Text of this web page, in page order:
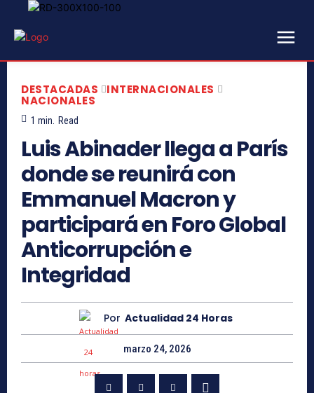
DESTACADAS INTERNACIONALES
NACIONALES
1 min. Read
Luis Abinader llega a París
donde se reunirá con
Emmanuel Macron y
participará en Foro Global
Anticorrupción e
Integridad
Por Actualidad 24 Horas
marzo 24, 2026